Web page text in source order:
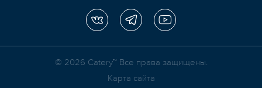
© 2026 Сatery™ Все права защищены.
Карта сайта